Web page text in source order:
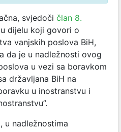
svjedoči član 8.
dijelu koji govori o
vanjskih poslova BiH,
da je u nadležnosti ovog
u vezi sa boravkom
državljana BiH na
u inostranstvu i
u nadležnostima